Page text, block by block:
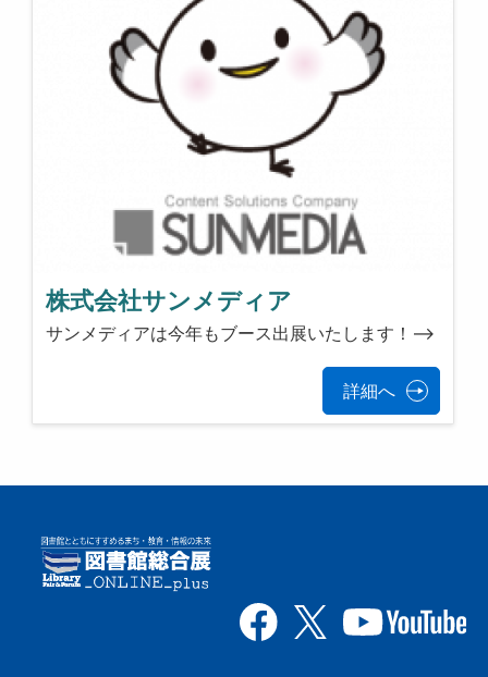
株式会社サンメディア
サンメディアは今年もブース出展いたします！-->
詳細へ